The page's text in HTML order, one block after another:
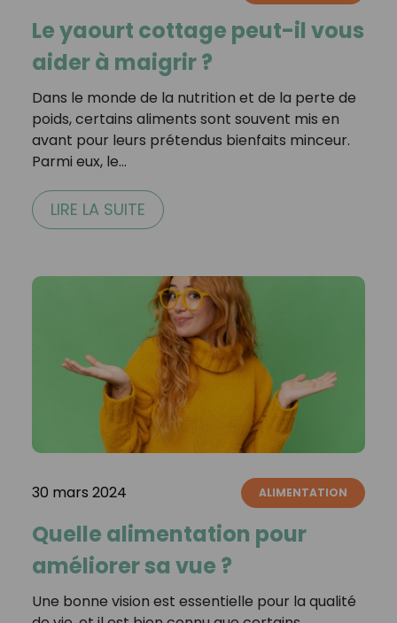
Le yaourt cottage peut-il vous
aider à maigrir ?
Dans le monde de la nutrition et de la perte de
poids, certains aliments sont souvent mis en
avant pour leurs prétendus bienfaits minceur.
Parmi eux, le…
LIRE LA SUITE
30 mars 2024 ALIMENTATION
Quelle alimentation pour
améliorer sa vue ?
Une bonne vision est essentielle pour la qualité